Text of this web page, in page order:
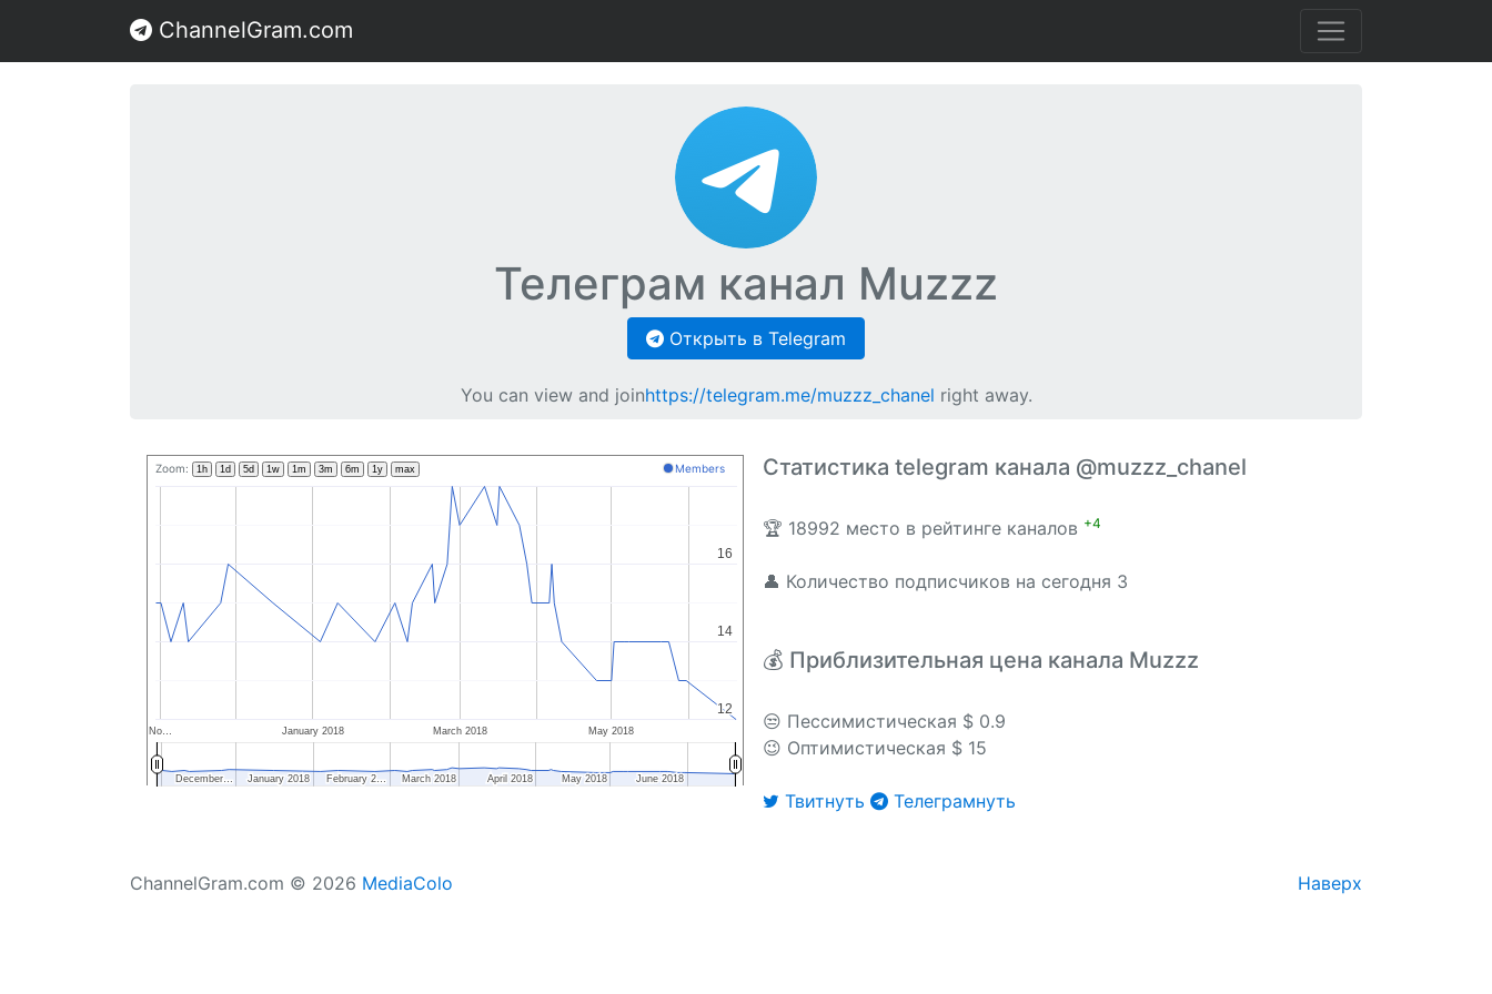
ChannelGram.com
Телеграм канал Muzzz
Открыть в Telegram
You can view and joinhttps://telegram.me/muzzz_chanel right away.
Zoom: 1h 1d 5d 1w 1m 3m 6m 1y max Members
No… January 2018 March 2018 May 2018
12
12
14
14
16
16
December…
December… January 2018
January 2018 February 2…
February 2… March 2018
March 2018 April 2018
April 2018 May 2018
May 2018 June 2018
June 2018
Статистика telegram канала @muzzz_chanel
🏆 18992 место в рейтинге каналов +4
👤 Количество подписчиков на сегодня 3
💰 Приблизительная цена канала Muzzz
😒 Пессимистическая $ 0.9
😉 Оптимистическая $ 15
Твитнуть Телеграмнуть
Наверх
ChannelGram.com © 2026 MediaColo